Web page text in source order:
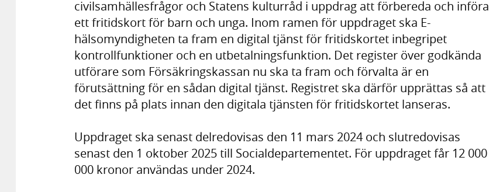
civilsamhällesfrågor och Statens kulturråd i uppdrag att förbereda och införa
ett fritidskort för barn och unga. Inom ramen för uppdraget ska E-
hälsomyndigheten ta fram en digital tjänst för fritidskortet inbegripet
kontrollfunktioner och en utbetalningsfunktion. Det register över godkända
utförare som Försäkringskassan nu ska ta fram och förvalta är en
förutsättning för en sådan digital tjänst. Registret ska därför upprättas så att
det finns på plats innan den digitala tjänsten för fritidskortet lanseras.
Uppdraget ska senast delredovisas den 11 mars 2024 och slutredovisas
senast den 1 oktober 2025 till Socialdepartementet. För uppdraget får 12 000
000 kronor användas under 2024.